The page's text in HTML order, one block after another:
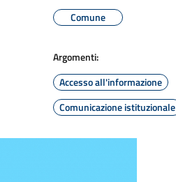
Comune
Argomenti:
Accesso all'informazione
Comunicazione istituzionale